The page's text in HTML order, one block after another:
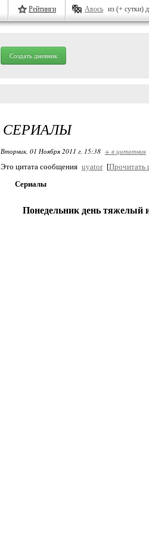
Рейтинги Авось из (+ сутки)
Создать дневник
СЕРИАЛЫ
Вторник, 01 Ноября 2011 г. 15:38 + в цитатник
Это цитата сообщения uyator [Прочитать
Сериалы
Понедельник день тяжелый